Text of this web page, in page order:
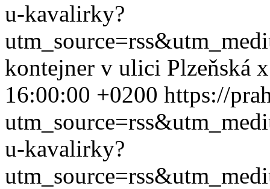
u-kavalirky?
kontejner v ulici Plzeňská
16:00:00 +0200 https://
u-kavalirky?